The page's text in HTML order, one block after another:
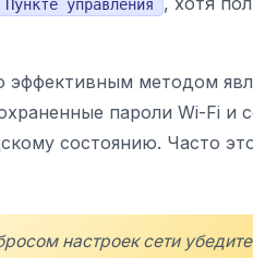
Пункте управления
методом
пароли Wi-Fi и
состоянию. Часто
настроек сети